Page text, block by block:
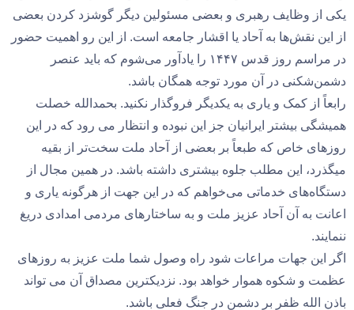
یکی از وظایف رهبری و بعضی مسئولین دیگر گوشزد کردن بعضی
از این نقش‌ها به آحاد یا اقشار جامعه است. از این رو اهمیت حضور
در مراسم روز قدس ۱۴۴۷ را یادآور می‌شوم که باید عنصر
دشمن‌شکنی در آن مورد توجه همگان باشد.
رابعاً از کمک و یاری به یکدیگر فروگذار نکنید. بحمدالله خصلت
همیشگی بیشتر ایرانیان جز این نبوده و انتظار می رود که در این
روزهای خاص که طبعاً بر بعضی از آحاد ملت سخت‌تر از بقیه
میگذرد، این مطلب جلوه بیشتری داشته باشد. در همین مجال از
دستگاه‌های خدماتی می‌خواهم که در این جهت از هرگونه یاری و
اعانت به آن آحاد عزیز ملت و به ساختارهای مردمی امدادی دریغ
ننمایند.
اگر این جهات مراعات شود راه وصول شما ملت عزیز به روزهای
عظمت و شکوه هموار خواهد بود. نزدیکترین مصداق آن می تواند
باذن الله ظفر بر دشمن در جنگ فعلی باشد.